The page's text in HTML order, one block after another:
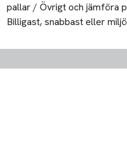
pallar / Övrigt och jämföra
Billigast, snabbast eller